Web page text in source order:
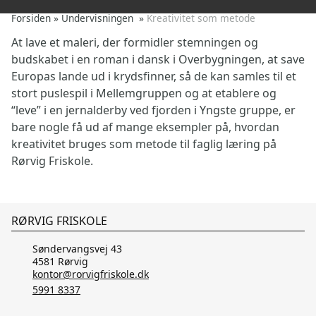
Forsiden»Undervisningen»Kreativitet som metode
At lave et maleri, der formidler stemningen og
budskabet i en roman i dansk i Overbygningen, at save
Europas lande ud i krydsfinner, så de kan samles til et
stort puslespil i Mellemgruppen og at etablere og
“leve” i en jernalderby ved fjorden i Yngste gruppe, er
bare nogle få ud af mange eksempler på, hvordan
kreativitet bruges som metode til faglig læring på
Rørvig Friskole.
RØRVIG FRISKOLE
Søndervangsvej 43
4581 Rørvig
kontor@rorvigfriskole.dk
5991 8337